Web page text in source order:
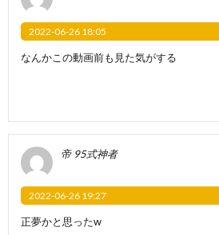
2022-06-26 18:05
なんかこの動画前も見た気がする
帝 95式神者
2022-06-26 19:27
正夢かと思ったw